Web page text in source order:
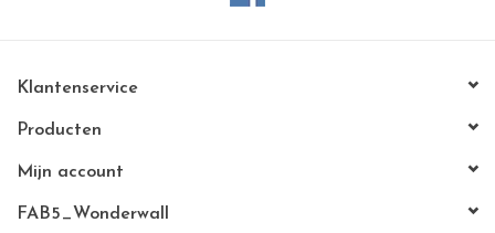
Klantenservice
Producten
Mijn account
FAB5_Wonderwall